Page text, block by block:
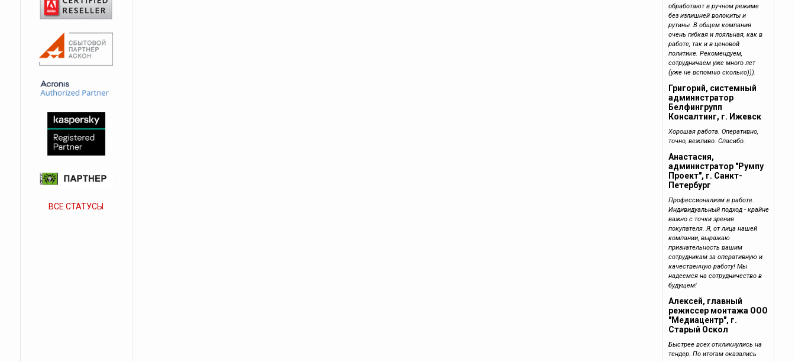
ВСЕ СТАТУСЫ
обработают в ручном режиме
без излишней волокиты и
рутины. В общем компания
очень гибкая и лояльная, как в
работе, так и в ценовой
политике. Рекомендуем,
сотрудничаем уже много лет
(уже не вспомню сколько))).
Григорий, системный
администратор
Белфингрупп
Консалтинг, г. Ижевск
Хорошая работа. Оперативно,
точно, вежливо. Спасибо.
Анастасия,
администратор "Румпу
Проект", г. Санкт-
Петербург
Профессионализм в работе.
Индивидуальный подход - крайне
важно с точки зрения
покупателя. Я, от лица нашей
компании, выражаю
признательность вашим
сотрудникам за оперативную и
качественную работу! Мы
надеемся на сотрудничество в
будущем!
Алексей, главный
режиссер монтажа ООО
"Медиацентр", г.
Старый Оскол
Быстрее всех откликнулись на
тендер. По итогам оказались